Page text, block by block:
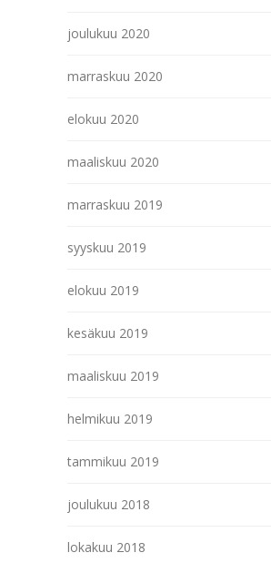
joulukuu 2020
marraskuu 2020
elokuu 2020
maaliskuu 2020
marraskuu 2019
syyskuu 2019
elokuu 2019
kesäkuu 2019
maaliskuu 2019
helmikuu 2019
tammikuu 2019
joulukuu 2018
lokakuu 2018